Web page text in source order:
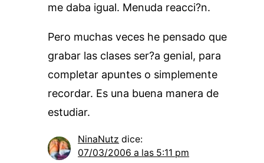
me daba igual. Menuda reacci?n.
Pero muchas veces he pensado que
grabar las clases ser?a genial, para
completar apuntes o simplemente
recordar. Es una buena manera de
estudiar.
NinaNutz dice:
07/03/2006 a las 5:11 pm